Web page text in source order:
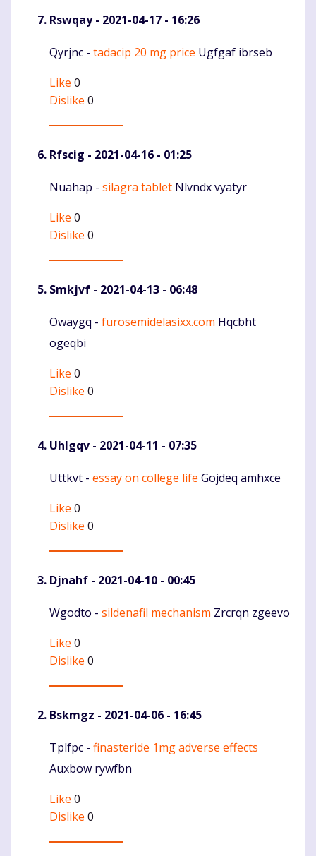
Rswqay- 2021-04-17 - 16:26
Komentaras
Qyrjnc - tadacip 20 mg price Ugfgaf ibrseb
Like 0
Dislike 0
Rfscig - 2021-04-16 - 01:25
Komentaras
Nuahap - silagra tablet Nlvndx vyatyr
Like 0
Dislike 0
Smkjvf - 2021-04-13 - 06:48
Komentaras
Owaygq - furosemidelasixx.com Hqcbht
ogeqbi
Like 0
Dislike 0
Uhlgqv - 2021-04-11 - 07:35
Komentaras
Uttkvt - essay on college life Gojdeq amhxce
Like 0
Dislike 0
Djnahf - 2021-04-10 - 00:45
Komentaras
Wgodto - sildenafil mechanism Zrcrqn zgeevo
Like 0
Dislike 0
Bskmgz - 2021-04-06 - 16:45
Komentaras
Tplfpc - finasteride 1mg adverse effects
Auxbow rywfbn
Like 0
Dislike 0